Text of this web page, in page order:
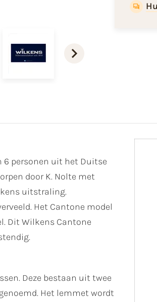
6 personen uit het Duitse
door K. Nolte met
uitstraling.
Het Cantone model
Dit Wilkens Cantone
Deze bestaan uit twee
Het lemmet wordt